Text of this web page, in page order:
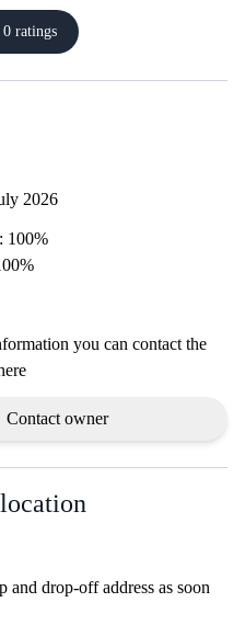
ratings
2026
100%
you can contact the
Contact owner
drop-off address as soon